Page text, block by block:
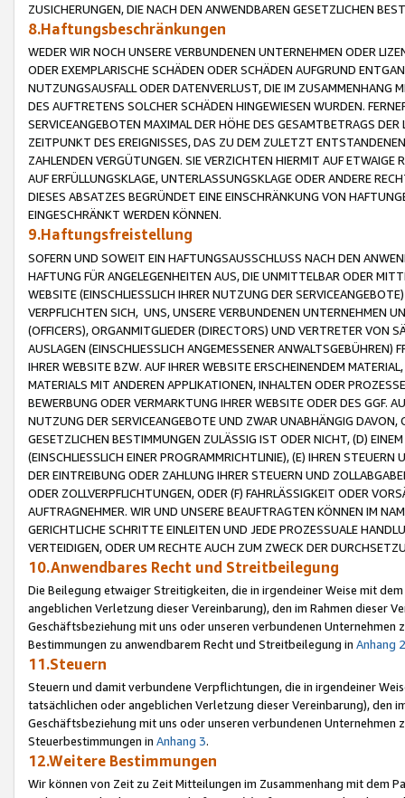
ZUSICHERUNGEN, DIE NACH DEN ANWENDBAREN GESETZLICHEN
8.Haftungsbeschränkungen
WEDER WIR NOCH UNSERE VERBUNDENEN UNTERNEHMEN ODER
ODER EXEMPLARISCHE SCHÄDEN ODER SCHÄDEN AUFGRUND
NUTZUNGSAUSFALL ODER DATENVERLUST, DIE IM ZUSAMMENHANG
DES AUFTRETENS SOLCHER SCHÄDEN HINGEWIESEN WURDEN.
SERVICEANGEBOTEN MAXIMAL DER HÖHE DES GESAMTBETRAGS
ZEITPUNKT DES EREIGNISSES, DAS ZU DEM ZULETZT
ZAHLENDEN VERGÜTUNGEN. SIE VERZICHTEN HIERMIT AUF
AUF ERFÜLLUNGSKLAGE, UNTERLASSUNGSKLAGE ODER ANDERE
DIESES ABSATZES BEGRÜNDET EINE EINSCHRÄNKUNG VON
EINGESCHRÄNKT WERDEN KÖNNEN.
9.Haftungsfreistellung
SOFERN UND SOWEIT EIN HAFTUNGSAUSSCHLUSS NACH DEN
HAFTUNG FÜR ANGELEGENHEITEN AUS, DIE UNMITTELBAR ODER
WEBSITE (EINSCHLIESSLICH IHRER NUTZUNG DER
VERPFLICHTEN SICH, UNS, UNSERE VERBUNDENEN UNTERNEHMEN
(OFFICERS), ORGANMITGLIEDER (DIRECTORS) UND VERTRETER VON
AUSLAGEN (EINSCHLIESSLICH ANGEMESSENER
IHRER WEBSITE BZW. AUF IHRER WEBSITE ERSCHEINENDEM
MATERIALS MIT ANDEREN APPLIKATIONEN, INHALTEN ODER
BEWERBUNG ODER VERMARKTUNG IHRER WEBSITE ODER DES GGF.
NUTZUNG DER SERVICEANGEBOTE UND ZWAR UNABHÄNGIG
GESETZLICHEN BESTIMMUNGEN ZULÄSSIG IST ODER NICHT, (D)
(EINSCHLIESSLICH EINER PROGRAMMRICHTLINIE), (E) IHREN
DER EINTREIBUNG ODER ZAHLUNG IHRER STEUERN UND
ODER ZOLLVERPFLICHTUNGEN, ODER (F) FAHRLÄSSIGKEIT ODER
AUFTRAGNEHMER. WIR UND UNSERE BEAUFTRAGTEN KÖNNEN IM
GERICHTLICHE SCHRITTE EINLEITEN UND JEDE PROZESSUALE
VERTEIDIGEN, ODER UM RECHTE AUCH ZUM ZWECK DER
10.Anwendbares Recht und Streitbeilegung
Die Beilegung etwaiger Streitigkeiten, die in irgendeiner Weise mit
angeblichen Verletzung dieser Vereinbarung), den im Rahmen dieser
Geschäftsbeziehung mit uns oder unseren verbundenen
Bestimmungen zu anwendbarem Recht und Streitbeilegung in Anhang 2
11.Steuern
Steuern und damit verbundene Verpflichtungen, die in irgendeiner
tatsächlichen oder angeblichen Verletzung dieser Vereinbarung), den
Geschäftsbeziehung mit uns oder unseren verbundenen
Steuerbestimmungen in Anhang 3.
12.Weitere Bestimmungen
Wir können von Zeit zu Zeit Mitteilungen im Zusammenhang mit dem